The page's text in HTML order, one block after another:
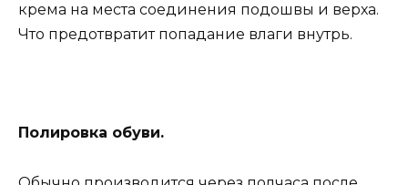
крема на места соединения подошвы и верха.
Что предотвратит попадание влаги внутрь.
Полировка обуви.